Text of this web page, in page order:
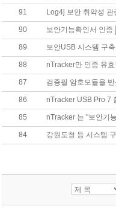
91 Log4j 보안 취약성 관
90 보안기능확인서 인증
89 보안USB 시스템 구축
88 nTracker만 인증 유
87 검증필 암호모듈을
86 nTracker USB Pro 7
85 nTracker 는 "보안기
84 강원도청 등 시스템